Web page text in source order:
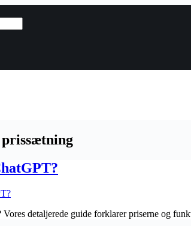
detaljerede guide forklarer priserne og